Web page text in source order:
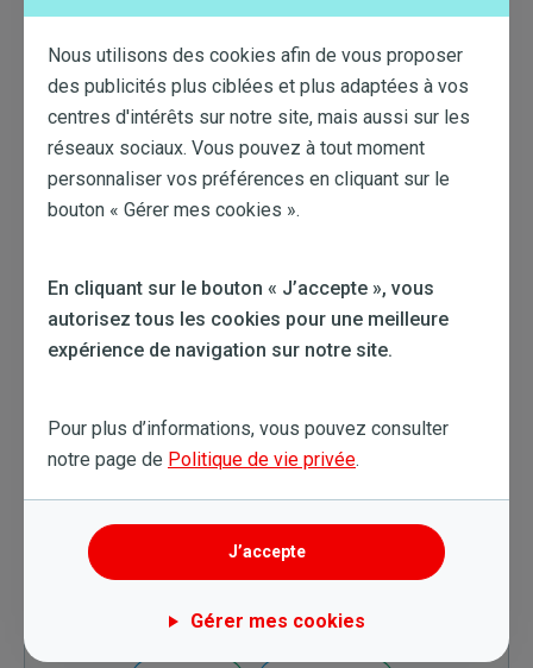
votre projet d’isolation, du devis à la réalisation. Nous
pouvons ainsi vous mettre en contact avec
desinstallateurs professionnelset gérervotre
demande de prime
Une perte de chaleur pouvant aller jusqu'à
25%
Jusqu'à 30% de réduction de frais de
Nous utilisons des cookies afin de vous proposer
des publicités plus ciblées et plus adaptées à vos
centres d'intérêts sur notre site, mais aussi sur les
réseaux sociaux. Vous pouvez à tout moment
personnaliser vos préférences en cliquant sur le
bouton « Gérer mes cookies ».
En cliquant sur le bouton « J’accepte », vous
autorisez tous les cookies pour une meilleure
expérience de navigation sur notre site.
Pour plus d’informations, vous pouvez consulter
notre page de Politique de vie privée.
J’accepte
Gérer mes cookies